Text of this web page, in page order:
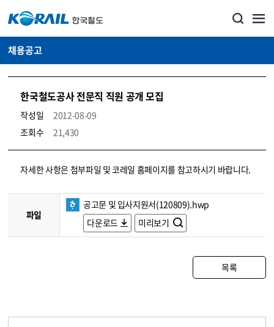
채용공고
한국철도공사 전문직 직원 공개 모집
작성일
2012-08-09
조회수
21,430
코레일소개_경영공시_채용공고 상세보기 – 내용, 파일, 담당자 연락처로 구성
자세한 사항은 첨부파일 및 코레일 홈페이지를 참고하시기 바랍니다.
파일
공고문 및 입사지원서(120809).hwp
다운로드
미리보기
목록